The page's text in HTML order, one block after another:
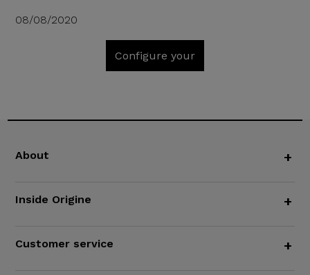
08/08/2020
Configure your
About +
Inside Origine +
Customer service +